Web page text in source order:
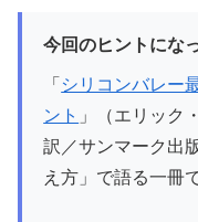
今回のヒントにな
「 シリコンバレー
ント 」（エリック
訳／サンマーク出
え方」で語る一冊